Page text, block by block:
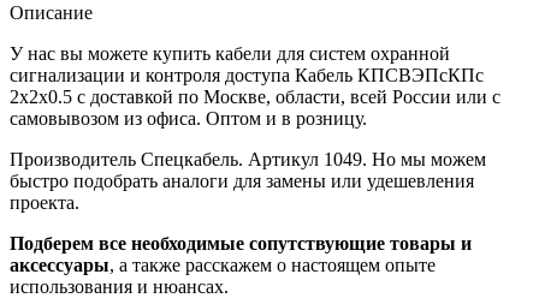
Описание
У нас вы можете купить кабели для систем охранной
сигнализации и контроля доступа Кабель КПСВЭПсКПс
2х2х0.5 с доставкой по Москве, области, всей России или с
самовывозом из офиса. Оптом и в розницу.
Производитель Спецкабель. Артикул 1049. Но мы можем
быстро подобрать аналоги для замены или удешевления
проекта.
Подберем все необходимые сопутствующие товары и
аксессуары, а также расскажем о настоящем опыте
использования и нюансах.